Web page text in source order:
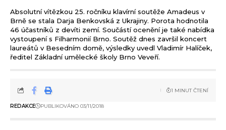
Absolutní vítězkou 25. ročníku klavírní soutěže Amadeus v
Brně se stala Darja Benkovská z Ukrajiny. Porota hodnotila
46 účastníků z devíti zemí. Součástí ocenění je také nabídka
vystoupení s Filharmonií Brno. Soutěž dnes završil koncert
laureátů v Besedním domě, výsledky uvedl Vladimír Halíček,
ředitel Základní umělecké školy Brno Veveří.
REDAKCE PUBLIKOVÁNO 03/11/2018
1 MINUT ČTENÍ